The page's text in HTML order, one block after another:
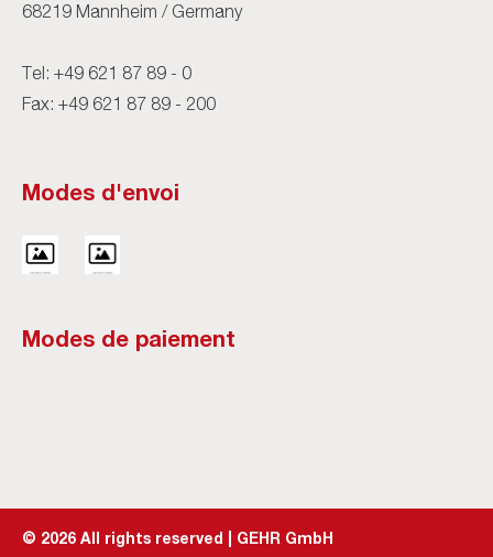
68219 Mannheim / Germany
Tel: +49 621 87 89 - 0
Fax: +49 621 87 89 - 200
Modes d'envoi
Modes de paiement
© 2026 All rights reserved | GEHR GmbH